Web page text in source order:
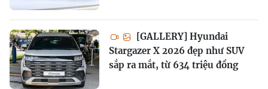
[GALLERY] Hyundai
Stargazer X 2026 đẹp như SUV
sắp ra mắt, từ 634 triệu đồng